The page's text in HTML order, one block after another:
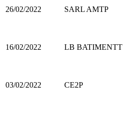
26/02/2022 SARL AMTP
16/02/2022 LB BATIMENTT
03/02/2022 CE2P